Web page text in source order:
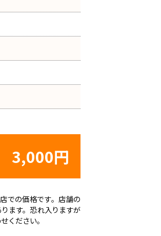
3,000円
での価格です。店舗の
ます。恐れ入りますが
ください。